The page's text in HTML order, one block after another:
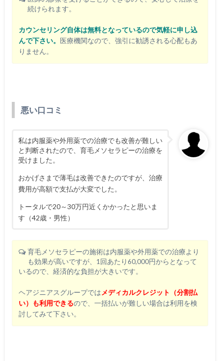
続けられます。
カウンセリング自体は無料となっているので気軽に申し込
んで下さい。
医療機関なので、強引に勧誘される心配もあ
りません。
悪い口コミ
私は内服薬や外用薬での治療でも改善が難しい
と判断されたので、育毛メソセラピーの治療を
受けました。
おかげさまで薄毛は改善できたのですが、治療
費用が高額で支払が大変でした。
トータルで20～30万円近くかかったと思いま
す（42歳・男性）
育毛メソセラピーの施術は内服薬や外用薬での治療より
も効果が高いですが、1回あたり60,000円からとなって
いるので、経済的な負担が大きいです。
ヘアジニアスグループでは メディカルクレジット（分割払
い）も利用できるので、一括払いが難しい場合は利用を検
討してみて下さい。